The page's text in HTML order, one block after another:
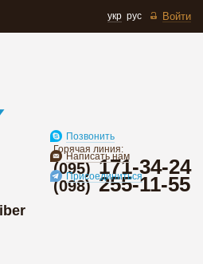
Войти
укр рус
Горячая линия:
(095)171-34-24
(098)255-11-55
Позвонить
Написать нам
Присоединиться